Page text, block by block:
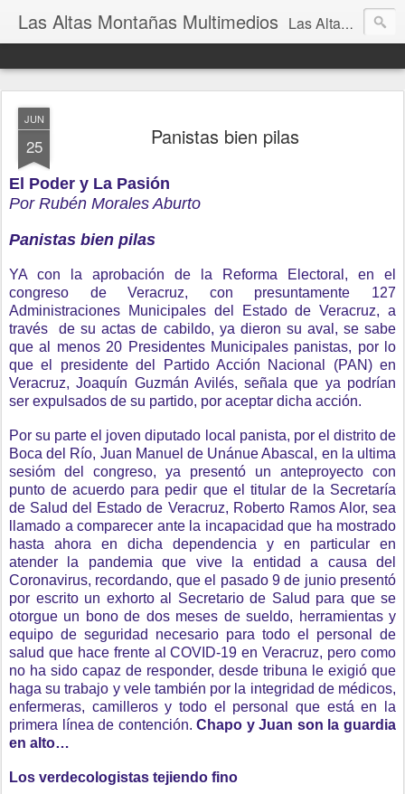
Las Altas Montañas Multimedios Las Altas Montañas Multimedios
JUN
25 Panistas bien pilas
El Poder y La Pasión
Por Rubén Morales Aburto
Panistas bien pilas
YA con la aprobación de la Reforma Electoral, en el
congreso de Veracruz, con presuntamente 127
Administraciones Municipales del Estado de Veracruz, a
través de su actas de cabildo, ya dieron su aval, se sabe
que al menos 20 Presidentes Municipales panistas, por lo
que el presidente del Partido Acción Nacional (PAN) en
Veracruz, Joaquín Guzmán Avilés, señala que ya podrían
ser expulsados de su partido, por aceptar dicha acción.
Por su parte el joven diputado local panista, por el distrito de
Boca del Río, Juan Manuel de Unánue Abascal, en la ultima
sesióm del congreso, ya presentó un anteproyecto con
punto de acuerdo para pedir que el titular de la Secretaría
de Salud del Estado de Veracruz, Roberto Ramos Alor, sea
llamado a comparecer ante la incapacidad que ha mostrado
hasta ahora en dicha dependencia y en particular en
atender la pandemia que vive la entidad a causa del
Coronavirus, recordando, que el pasado 9 de junio presentó
por escrito un exhorto al Secretario de Salud para que se
otorgue un bono de dos meses de sueldo, herramientas y
equipo de seguridad necesario para todo el personal de
salud que hace frente al COVID-19 en Veracruz, pero como
no ha sido capaz de responder, desde tribuna le exigió que
haga su trabajo y vele también por la integridad de médicos,
enfermeras, camilleros y todo el personal que está en la
primera línea de contención.Chapo y Juan son la guardia
en alto…
Los verdecologistas tejiendo fino